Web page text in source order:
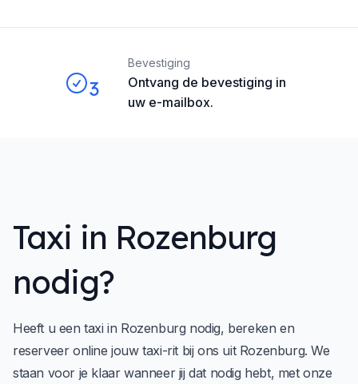
3
Ontvang de bevestiging in
uw e-mailbox.
Bevestiging
Taxi in Rozenburg
nodig?
Heeft u een taxi in Rozenburg nodig, bereken en
reserveer online jouw taxi-rit bij ons uit Rozenburg. We
staan voor je klaar wanneer jij dat nodig hebt, met onze